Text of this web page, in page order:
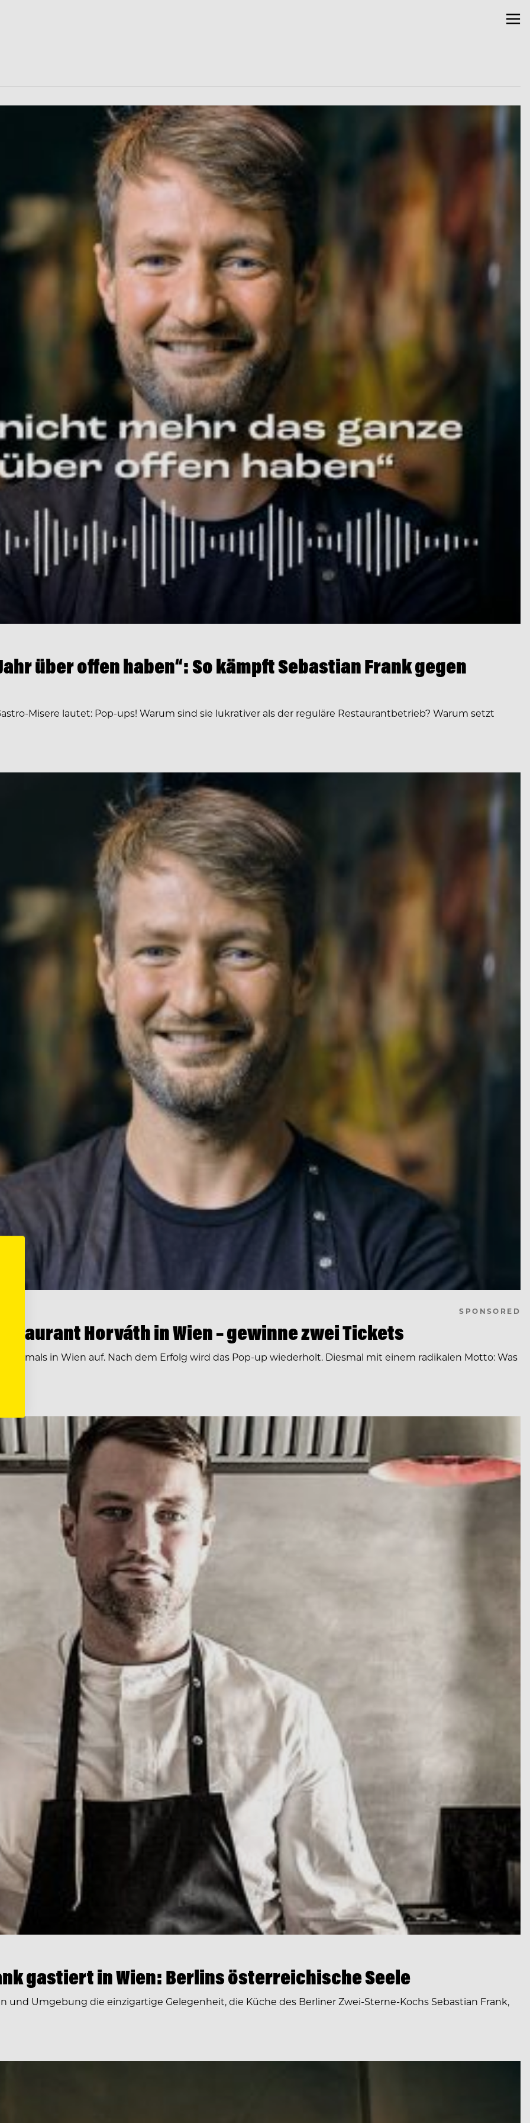
über offen haben“: So kämpft Sebastian Frank gegen
Misere lautet: Pop-ups! Warum sind sie lukrativer als der reguläre Restaurantbetrieb? Warum setzt
SPONSORED
Horváth in Wien – gewinne zwei Tickets
erstmals in Wien auf. Nach dem Erfolg wird das Pop-up wiederholt. Diesmal mit einem radikalen Motto: Was
gastiert in Wien: Berlins österreichische Seele
und Umgebung die einzigartige Gelegenheit, die Küche des Berliner Zwei-Sterne-Kochs Sebastian Frank,